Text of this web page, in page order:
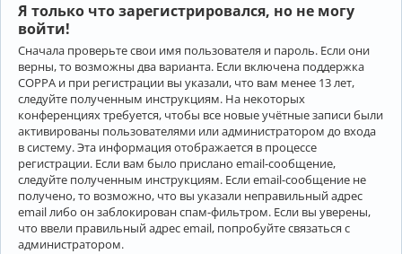
Я только что зарегистрировался, но не могу
войти!
Сначала проверьте свои имя пользователя и пароль. Если они
верны, то возможны два варианта. Если включена поддержка
COPPA и при регистрации вы указали, что вам менее 13 лет,
следуйте полученным инструкциям. На некоторых
конференциях требуется, чтобы все новые учётные записи были
активированы пользователями или администратором до входа
в систему. Эта информация отображается в процессе
регистрации. Если вам было прислано email-сообщение,
следуйте полученным инструкциям. Если email-сообщение не
получено, то возможно, что вы указали неправильный адрес
email либо он заблокирован спам-фильтром. Если вы уверены,
что ввели правильный адрес email, попробуйте связаться с
администратором.